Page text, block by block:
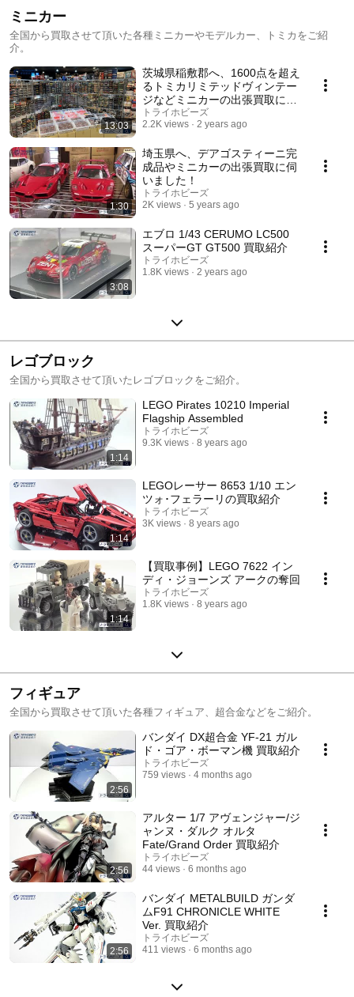
ミニカー
全国から買取させて頂いた各種ミニカーやモデルカー、トミカをご紹
介。
13:03
茨城県稲敷郡へ、1600点を超え
るトミカリミテッドヴィンテー
ジなどミニカーの出張買取に伺
いました！
トライホビーズ
2.2K views
2 years ago
1:30
埼玉県へ、デアゴスティーニ完
成品やミニカーの出張買取に伺
いました！
トライホビーズ
2K views
5 years ago
3:08
エブロ 1/43 CERUMO LC500
スーパーGT GT500 買取紹介
トライホビーズ
1.8K views
2 years ago
レゴブロック
全国から買取させて頂いたレゴブロックをご紹介。
1:14
LEGO Pirates 10210 Imperial
Flagship Assembled
トライホビーズ
9.3K views
8 years ago
1:14
LEGOレーサー 8653 1/10 エン
ツォ･フェラーリの買取紹介
トライホビーズ
3K views
8 years ago
1:14
【買取事例】LEGO 7622 イン
ディ・ジョーンズ アークの奪回
トライホビーズ
1.8K views
8 years ago
フィギュア
全国から買取させて頂いた各種フィギュア、超合金などをご紹介。
2:56
バンダイ DX超合金 YF-21 ガル
ド・ゴア・ボーマン機 買取紹介
トライホビーズ
759 views
4 months ago
2:56
アルター 1/7 アヴェンジャー/ジ
ャンヌ・ダルク オルタ
Fate/Grand Order 買取紹介
トライホビーズ
44 views
6 months ago
2:56
バンダイ METALBUILD ガンダ
ムF91 CHRONICLE WHITE
Ver. 買取紹介
トライホビーズ
411 views
6 months ago